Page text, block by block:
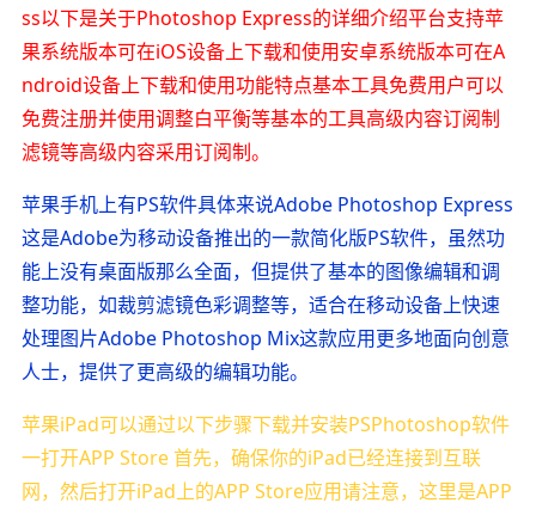
ss以下是关于Photoshop Express的详细介绍平台支持苹
果系统版本可在iOS设备上下载和使用安卓系统版本可在A
ndroid设备上下载和使用功能特点基本工具免费用户可以
免费注册并使用调整白平衡等基本的工具高级内容订阅制
滤镜等高级内容采用订阅制。
苹果手机上有PS软件具体来说Adobe Photoshop Express
这是Adobe为移动设备推出的一款简化版PS软件，虽然功
能上没有桌面版那么全面，但提供了基本的图像编辑和调
整功能，如裁剪滤镜色彩调整等，适合在移动设备上快速
处理图片Adobe Photoshop Mix这款应用更多地面向创意
人士，提供了更高级的编辑功能。
苹果iPad可以通过以下步骤下载并安装PSPhotoshop软件
一打开APP Store 首先，确保你的iPad已经连接到互联
网，然后打开iPad上的APP Store应用请注意，这里是APP